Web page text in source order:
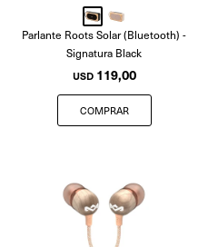
Parlante Roots Solar (Bluetooth) -
Signatura Black
USD 119,00